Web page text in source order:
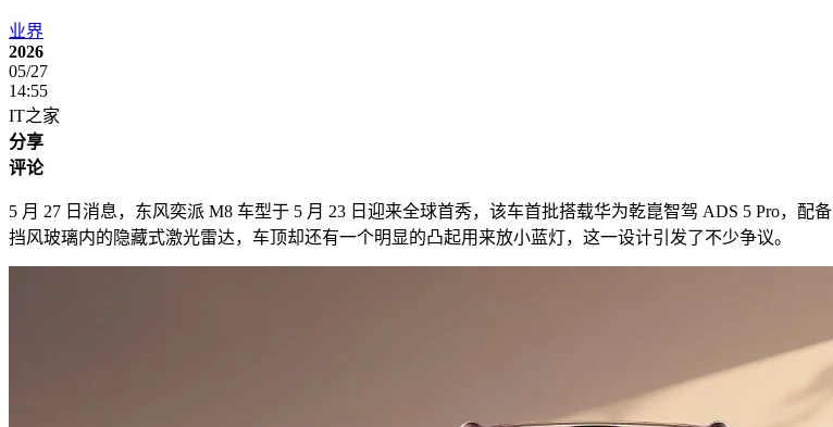
业界
2026
05/27
14:55
IT之家
分享
评论
5 月 27 日消息，东风奕派 M8 车型于 5 月 23 日迎来全球首秀，该车首批搭载华为乾崑智驾 ADS 5 Pro，配备
挡风玻璃内的隐藏式激光雷达，车顶却还有一个明显的凸起用来放小蓝灯，这一设计引发了不少争议。